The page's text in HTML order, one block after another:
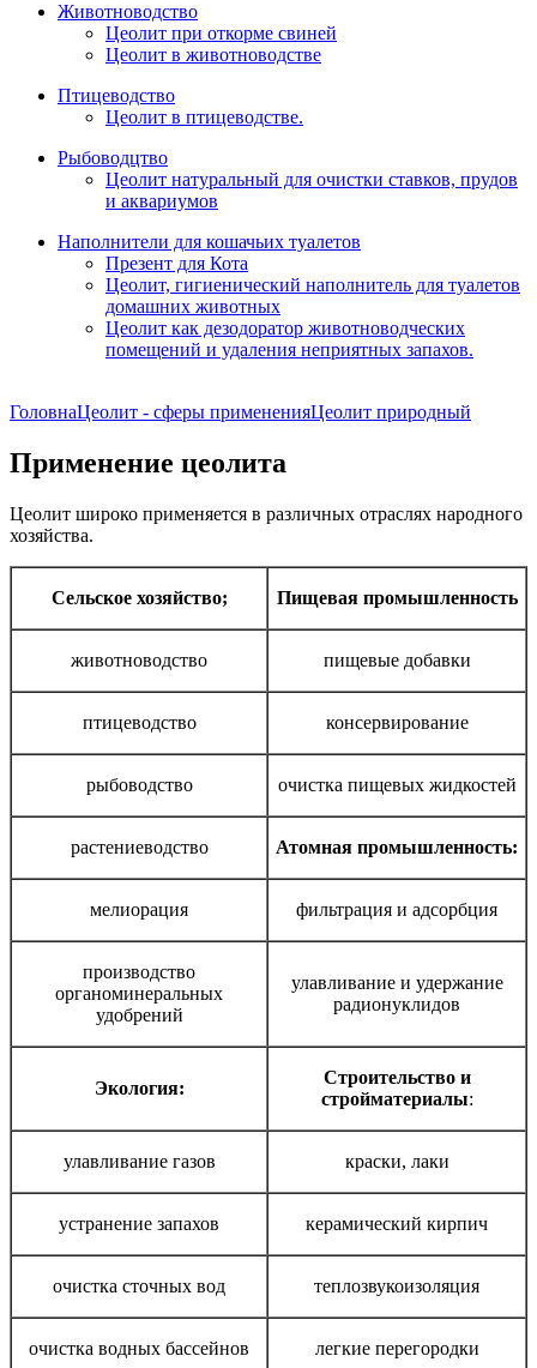
Животноводство
Цеолит при откорме свиней
Цеолит в животноводстве
Птицеводство
Цеолит в птицеводстве.
Рыбоводцтво
Цеолит натуральный для очистки ставков, прудов
и аквариумов
Наполнители для кошачьих туалетов
Презент для Кота
Цеолит, гигиенический наполнитель для туалетов
домашних животных
Цеолит как дезодоратор животноводческих
помещений и удаления неприятных запахов.
ГоловнаЦеолит - сферы примененияЦеолит природный
Применение цеолита
Цеолит широко применяется в различных отраслях народного
хозяйства.
Сельское хозяйство; Пищевая промышленность
животноводство пищевые добавки
птицеводство консервирование
рыбоводство очистка пищевых жидкостей
растениеводство Атомная промышленность:
мелиорация фильтрация и адсорбция
производство
органоминеральных
удобрений
улавливание и удержание
радионуклидов
Экология:
Строительство и
стройматериалы:
улавливание газов краски, лаки
устранение запахов керамический кирпич
очистка сточных вод теплозвукоизоляция
очистка водных бассейнов легкие перегородки